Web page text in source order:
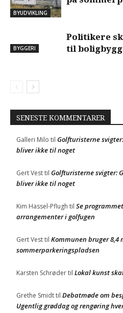
BYUDVIKLING
BYGGERI
Politikere
til
SENESTE KOMMENTARER
Galleri Milo til Golfturisterne
bliver ikke til noget
Gert Vesttil Golfturisterne svigter:
bliver ikke til noget
Kim Hassel-Pflugh til Se
arrangementer i golfugen
Gert Vesttil Kommunen bruger 8,4
sommerparkeringspladsen
Karsten Schrødertil Lokal kunst
Grethe Smidttil Debatmøde om
Ugentlig grøddag og rengøring